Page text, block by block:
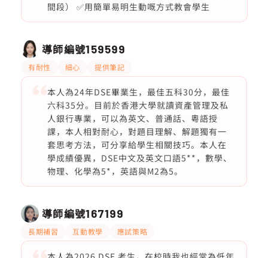
間段） ✅用簡單易明生動嘅方式教會學生
導師編號159599
有耐性 細心 提供筆記
本人為24年DSE畢業生，最佳五科30分，最佳
六科35分。目前於香港大學就讀資產管理及私
人銀行專業，可以為英文、普通話、粵語授
課，本人相對耐心，對題目理解、解題獨有一
套思考方法，可分享給學生相關技巧。本人在
學成績優異，DSE中文及英文口語5**，數學、
物理、化學為5*，英語與M2為5。
導師編號167199
長期補習 互動教學 應試策略